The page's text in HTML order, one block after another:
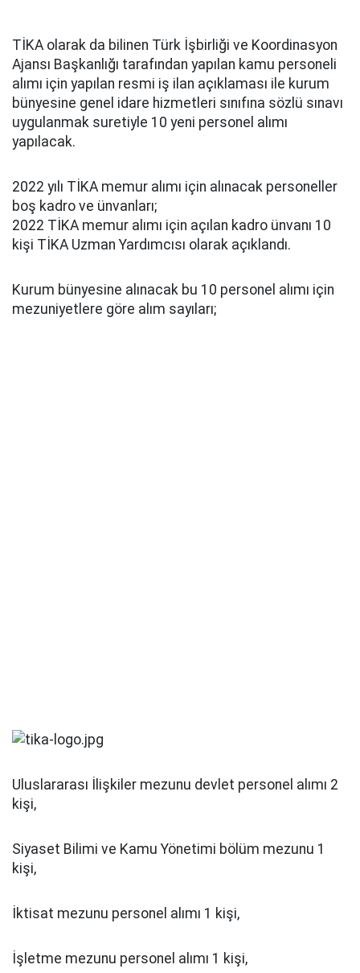
TİKA olarak da bilinen Türk İşbirliği ve Koordinasyon
Ajansı Başkanlığı tarafından yapılan kamu personeli
alımı için yapılan resmi iş ilan açıklaması ile kurum
bünyesine genel idare hizmetleri sınıfına sözlü sınavı
uygulanmak suretiyle 10 yeni personel alımı
yapılacak.
2022 yılı TİKA memur alımı için alınacak personeller
boş kadro ve ünvanları;
2022 TİKA memur alımı için açılan kadro ünvanı 10
kişi TİKA Uzman Yardımcısı olarak açıklandı.
Kurum bünyesine alınacak bu 10 personel alımı için
mezuniyetlere göre alım sayıları;
Uluslararası İlişkiler mezunu devlet personel alımı 2
kişi,
Siyaset Bilimi ve Kamu Yönetimi bölüm mezunu 1
kişi,
İktisat mezunu personel alımı 1 kişi,
İşletme mezunu personel alımı 1 kişi,